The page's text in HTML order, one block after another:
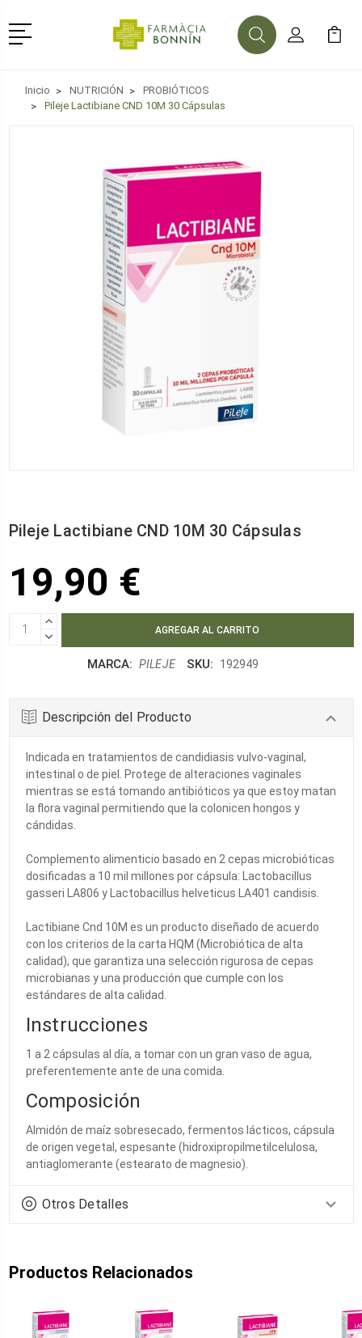
Menú
BuscarMi Cuenta
Mi
Inicio NUTRICIÓN
PROBIÓTICOS
Pileje Lactibiane CND 10M 30 Cápsulas
Pileje Lactibiane CND 10M 30 Cápsulas
19,90 €
AUMENTAR
CANTIDAD:
DISMINUIR
MARCA: PILEJE SKU: 192949
Descripción del Producto
Indicada en tratamientos de candidiasis vulvo-vaginal,
intestinal o de piel. Protege de alteraciones vaginales
mientras se está tomando antibióticos ya que estoy matan
la flora vaginal permitiendo que la colonicen hongos y
cándidas.
Complemento alimenticio basado en 2 cepas microbióticas
dosificadas a 10 mil millones por cápsula: Lactobacillus
gasseri LA806 y Lactobacillus helveticus LA401 candisis.
Lactibiane Cnd 10M es un producto diseñado de acuerdo
con los criterios de la carta HQM (Microbiótica de alta
calidad), que garantiza una selección rigurosa de cepas
microbianas y una producción que cumple con los
estándares de alta calidad.
Instrucciones
1 a 2 cápsulas al día, a tomar con un gran vaso de agua,
preferentemente ante de una comida.
Composición
Almidón de maíz sobresecado, fermentos lácticos, cápsula
de origen vegetal, espesante (hidroxipropilmetilcelulosa,
antiaglomerante (estearato de magnesio).
Otros Detalles
Productos Relacionados